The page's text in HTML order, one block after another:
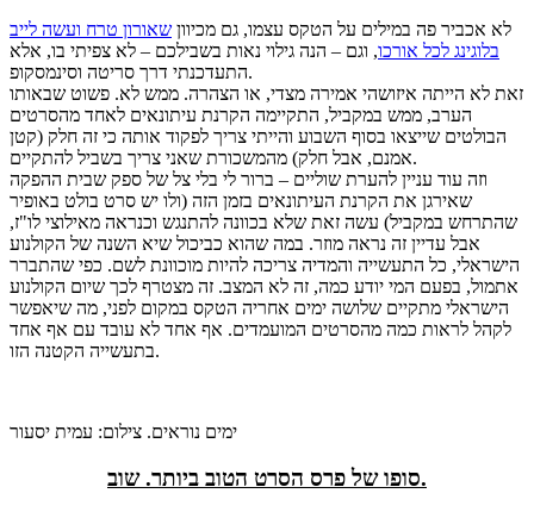
לא אכביר פה במילים על הטקס עצמו, גם מכיוון שאורון טרח ועשה לייב
בלוגינג לכל אורכו, וגם – הנה גילוי נאות בשבילכם – לא צפיתי בו, אלא
התעדכנתי דרך סריטה וסינמסקופ.
זאת לא הייתה איזושהי אמירה מצדי, או הצהרה. ממש לא. פשוט שבאותו
הערב, ממש במקביל, התקיימה הקרנת עיתונאים לאחד מהסרטים
הבולטים שייצאו בסוף השבוע והייתי צריך לפקוד אותה כי זה חלק (קטן
אמנם, אבל חלק) מהמשכורת שאני צריך בשביל להתקיים.
וזה עוד עניין להערת שוליים – ברור לי בלי צל של ספק שבית ההפקה
שאירגן את הקרנת העיתונאים בזמן הזה (ולו יש סרט בולט באופיר
שהתרחש במקביל) עשה זאת שלא בכוונה להתנגש וכנראה מאילוצי לו"ז,
אבל עדיין זה נראה מוזר. במה שהוא כביכול שיא השנה של הקולנוע
הישראלי, כל התעשייה והמדיה צריכה להיות מוכוונת לשם. כפי שהתברר
אתמול, בפעם המי יודע כמה, זה לא המצב. זה מצטרף לכך שיום הקולנוע
הישראלי מתקיים שלושה ימים אחריה הטקס במקום לפני, מה שיאפשר
לקהל לראות כמה מהסרטים המועמדים. אף אחד לא עובד עם אף אחד
בתעשייה הקטנה הזו.
ימים נוראים. צילום: עמית יסעור
סופו של פרס הסרט הטוב ביותר. שוב.